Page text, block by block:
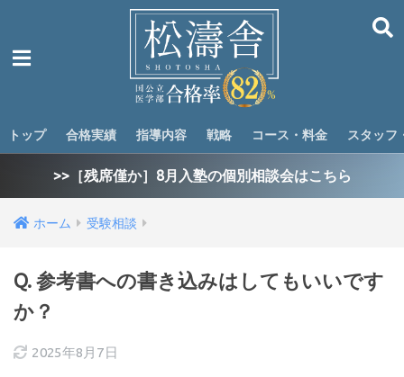
トップ 合格実績 指導内容 戦略 コース・料金 スタッフ
>>［残席僅か］8月入塾の個別相談会はこちら
ホーム 受験相談
Q. 参考書への書き込みはしてもいいです
か？
2025年8月7日